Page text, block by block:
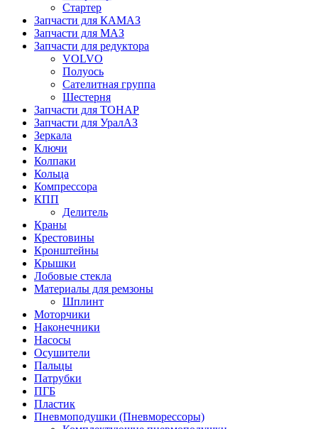
Стартер
Запчасти для КАМАЗ
Запчасти для МАЗ
Запчасти для редуктора
VOLVO
Полуось
Сателитная группа
Шестерня
Запчасти для ТОНАР
Запчасти для УралАЗ
Зеркала
Ключи
Колпаки
Кольца
Компрессора
КПП
Делитель
Краны
Крестовины
Кронштейны
Крышки
Лобовые стекла
Материалы для ремзоны
Шплинт
Моторчики
Наконечники
Насосы
Осушители
Пальцы
Патрубки
ПГБ
Пластик
Пневмоподушки (Пневморессоры)